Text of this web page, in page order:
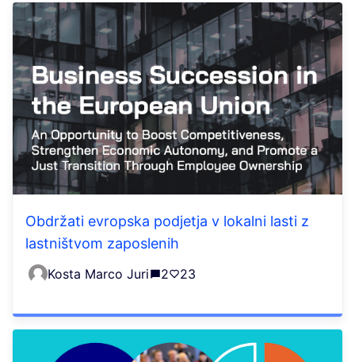
Obdržati evropska podjetja v lokalni lasti z
lastništvom zaposlenih
Kosta Marco Juri 2 23